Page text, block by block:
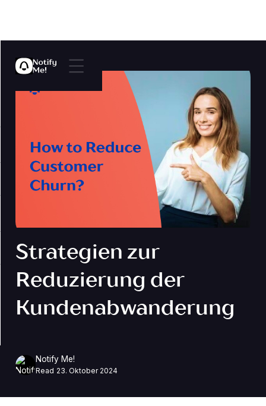
Strategien zur
Reduzierung der
Kundenabwanderung
Notify Me!
Read 23. Oktober 2024